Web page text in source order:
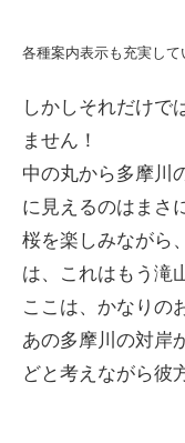
各種案内表示も充実して
しかしそれだけで
ません！
中の丸から多摩川
に見えるのはまさ
桜を楽しみながら
は、これはもう滝
ここは、かなりの
あの多摩川の対岸
どと考えながら彼